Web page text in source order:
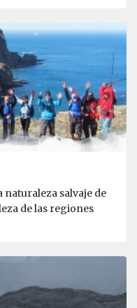
naturaleza salvaje de
de las regiones